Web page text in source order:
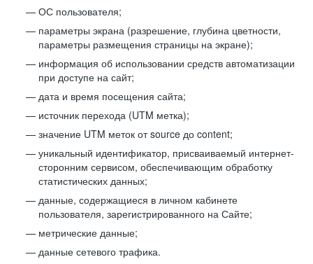
ОС пользователя;
параметры экрана (разрешение, глубина цветности,
параметры размещения страницы на экране);
информация об использовании средств автоматизации
при доступе на сайт;
дата и время посещения сайта;
источник перехода (UTM метка);
значение UTM меток от source до content;
уникальный идентификатор, присваиваемый интернет-
сторонним сервисом, обеспечивающим обработку
статистических данных;
данные, содержащиеся в личном кабинете
пользователя, зарегистрированного на Сайте;
метрические данные;
данные сетевого трафика.